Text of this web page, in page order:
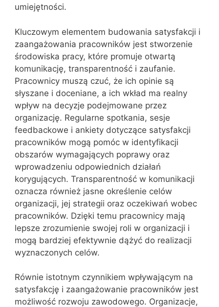
umiejętności.
Kluczowym elementem budowania satysfakcji i
zaangażowania pracowników jest stworzenie
środowiska pracy, które promuje otwartą
komunikację, transparentność i zaufanie.
Pracownicy muszą czuć, że ich opinie są
słyszane i doceniane, a ich wkład ma realny
wpływ na decyzje podejmowane przez
organizację. Regularne spotkania, sesje
feedbackowe i ankiety dotyczące satysfakcji
pracowników mogą pomóc w identyfikacji
obszarów wymagających poprawy oraz
wprowadzeniu odpowiednich działań
korygujących. Transparentność w komunikacji
oznacza również jasne określenie celów
organizacji, jej strategii oraz oczekiwań wobec
pracowników. Dzięki temu pracownicy mają
lepsze zrozumienie swojej roli w organizacji i
mogą bardziej efektywnie dążyć do realizacji
wyznaczonych celów.
Równie istotnym czynnikiem wpływającym na
satysfakcję i zaangażowanie pracowników jest
możliwość rozwoju zawodowego. Organizacje,